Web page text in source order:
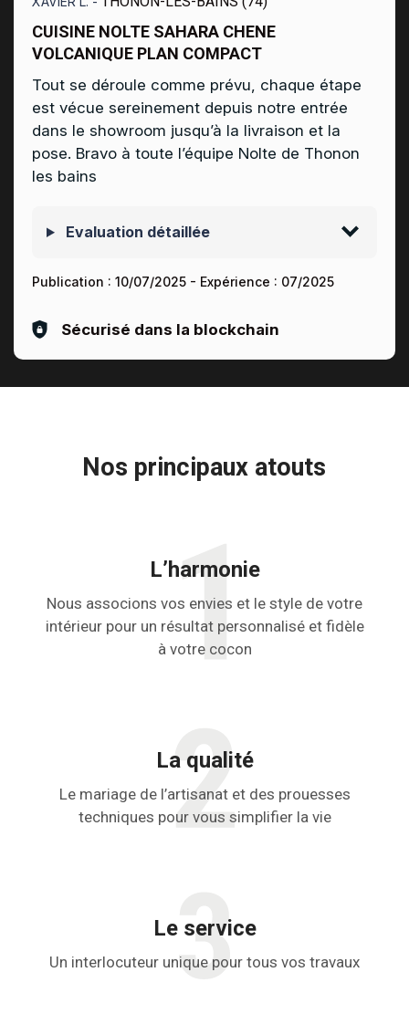
CUISINE NOLTE SAHARA CHENE
VOLCANIQUE PLAN COMPACT
Tout se déroule comme prévu, chaque étape
est vécue sereinement depuis notre entrée
dans le showroom jusqu’à la livraison et la
pose. Bravo à toute l’équipe Nolte de Thonon
les bains
Evaluation détaillée
Publication : 10/07/2025 - Expérience : 07/2025
Sécurisé dans la blockchain
Nos principaux atouts
L’harmonie
Nous associons vos envies et le style de votre
intérieur pour un résultat personnalisé et fidèle
à votre cocon
La qualité
Le mariage de l’artisanat et des prouesses
techniques pour vous simplifier la vie
Le service
Un interlocuteur unique pour tous vos travaux